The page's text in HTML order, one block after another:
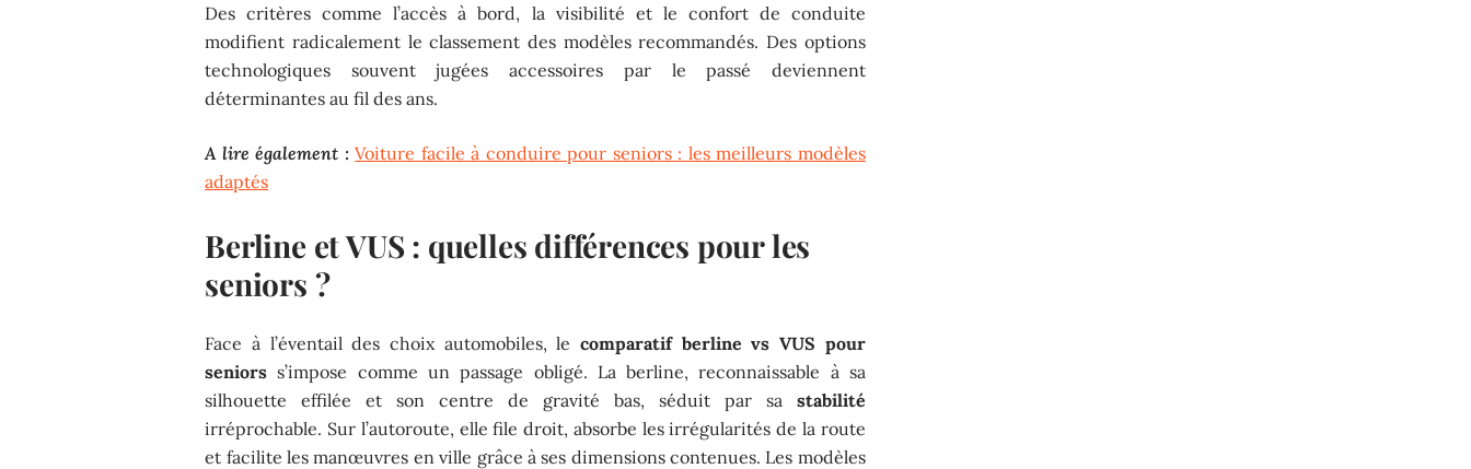
Des critères comme l’accès à bord, la visibilité et le confort de conduite
modifient radicalement le classement des modèles recommandés. Des options
technologiques souvent jugées accessoires par le passé deviennent
déterminantes au fil des ans.
A lire également : Voiture facile à conduire pour seniors : les meilleurs modèles
adaptés
Berline et VUS : quelles différences pour les
seniors ?
Face à l’éventail des choix automobiles, lecomparatif berline vs VUS pour
seniors s’impose comme un passage obligé. La berline, reconnaissable à sa
silhouette effilée et son centre de gravité bas, séduit par sa stabilité
irréprochable. Sur l’autoroute, elle file droit, absorbe les irrégularités de la route
et facilite les manœuvres en ville grâce à ses dimensions contenues. Les modèles